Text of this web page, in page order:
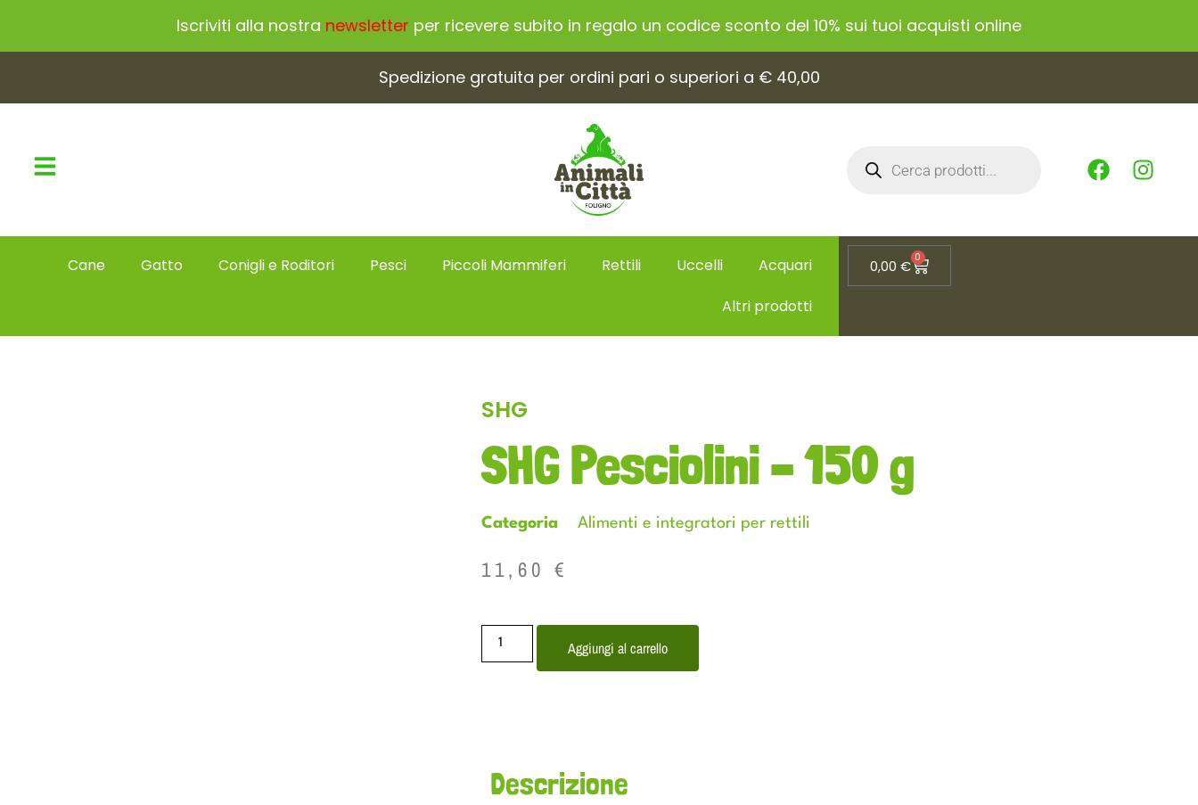
Iscriviti alla nostra newsletter per ricevere subito in regalo un codice sconto del 10% sui tuoi acquisti online
Spedizione gratuita per ordini pari o superiori a € 40,00
Cane Gatto Conigli e Roditori Pesci Piccoli Mammiferi Rettili Uccelli
Acquari
Altri prodotti
0,00 € 0
SHG
SHG Pesciolini – 150 g
Categoria Alimenti e integratori per rettili
11,60 €
Aggiungi al carrello
Descrizione